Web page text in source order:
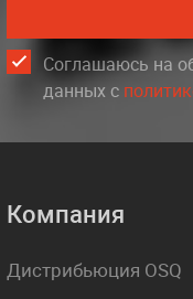
Соглашаюсь на
данных c
Компания
Дистрибьюция OSQ